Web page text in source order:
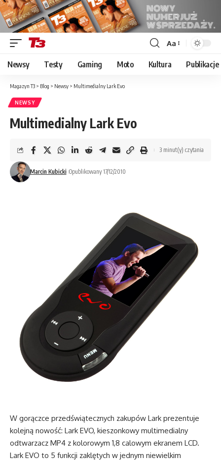
Font
Resizer
Aa
Newsy Testy Gaming Moto Kultura Publikacje
Magazyn T3 > Blog > Newsy > Multimedialny Lark Evo
NEWSY
Multimedialny Lark Evo
Marcin Kubicki Opublikowany 17/12/2010
3 minut(y) czytania
W gorączce przedświątecznych zakupów Lark prezentuje
kolejną nowość: Lark EVO, kieszonkowy multimedialny
odtwarzacz MP4 z kolorowym 1,8 calowym ekranem LCD.
Lark EVO to 5 funkcji zaklętych w jednym niewielkim